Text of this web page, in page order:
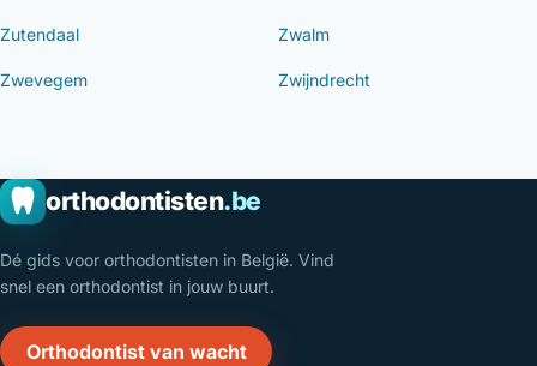
Zutendaal Zwalm
Zwevegem Zwijndrecht
orthodontisten.be
Dé gids voor orthodontisten in België. Vind
snel een orthodontist in jouw buurt.
Orthodontist van wacht